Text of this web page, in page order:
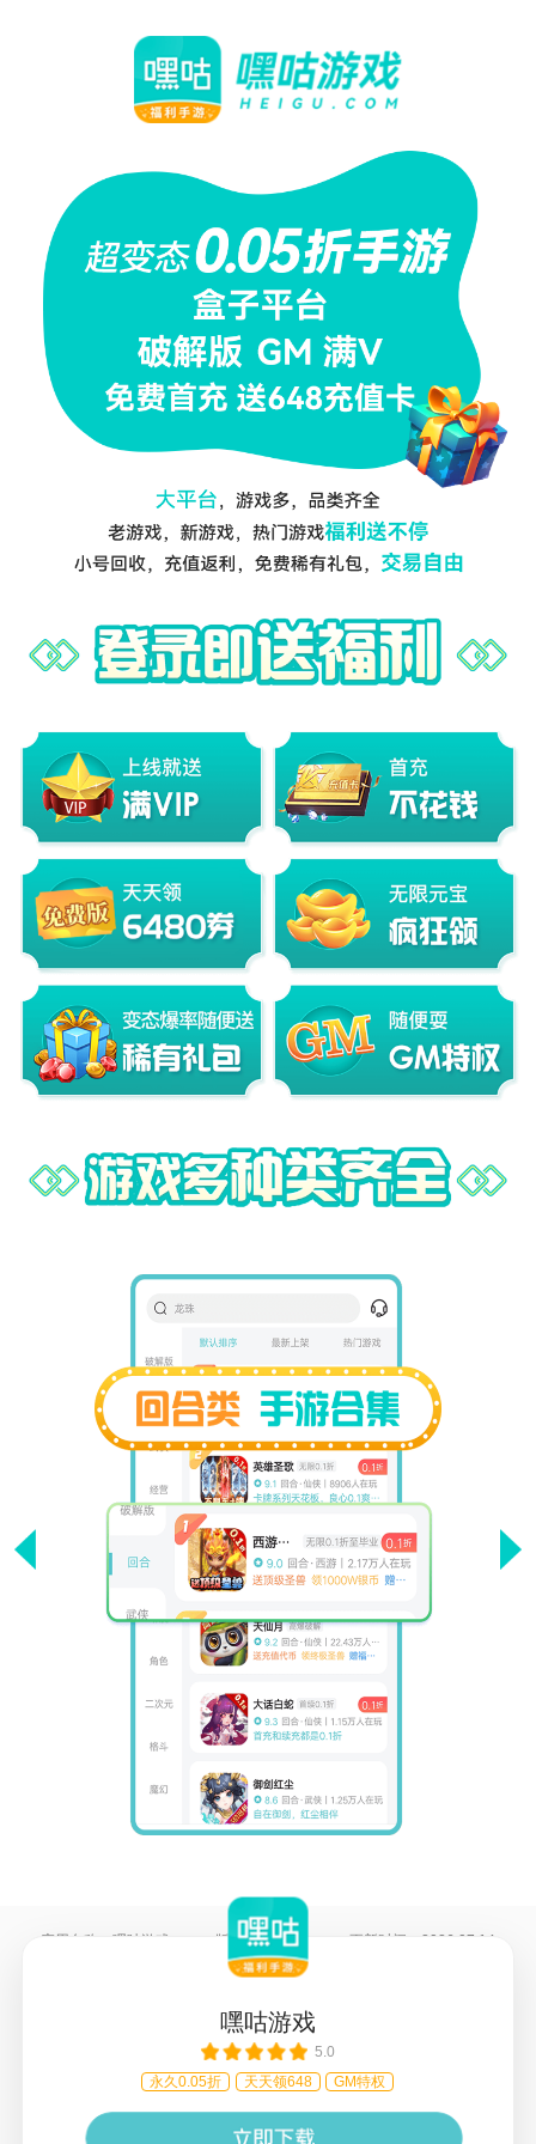
嘿咕游戏
5.0
永久0.05折
天天领648 GM特权
应用名称： 嘿咕游戏 版本号：4.8.4 更新时间： 2026.07.14
西安游海网络科技有限公司 备案号：
隐私协议